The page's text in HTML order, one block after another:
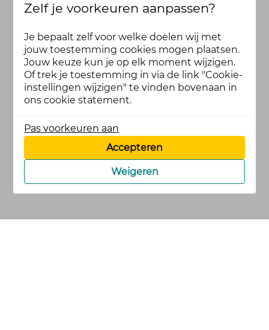
Zelf je voorkeuren aanpassen?
Je bepaalt zelf voor welke doelen wij met
jouw toestemming cookies mogen plaatsen.
Jouw keuze kun je op elk moment wijzigen.
Of trek je toestemming in via de link "Cookie-
instellingen wijzigen" te vinden bovenaan in
ons cookie statement.
Pas voorkeuren aan
Accepteren
Weigeren